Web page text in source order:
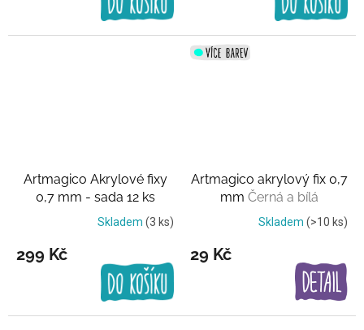
Artmagico Akrylové fixy
0,7 mm - sada 12 ks
Výhodné balení
Skladem (3 ks)
299 Kč
Artmagico akrylový fix 0,7
mm Černá a bílá
Skladem (>10 ks)
29 Kč